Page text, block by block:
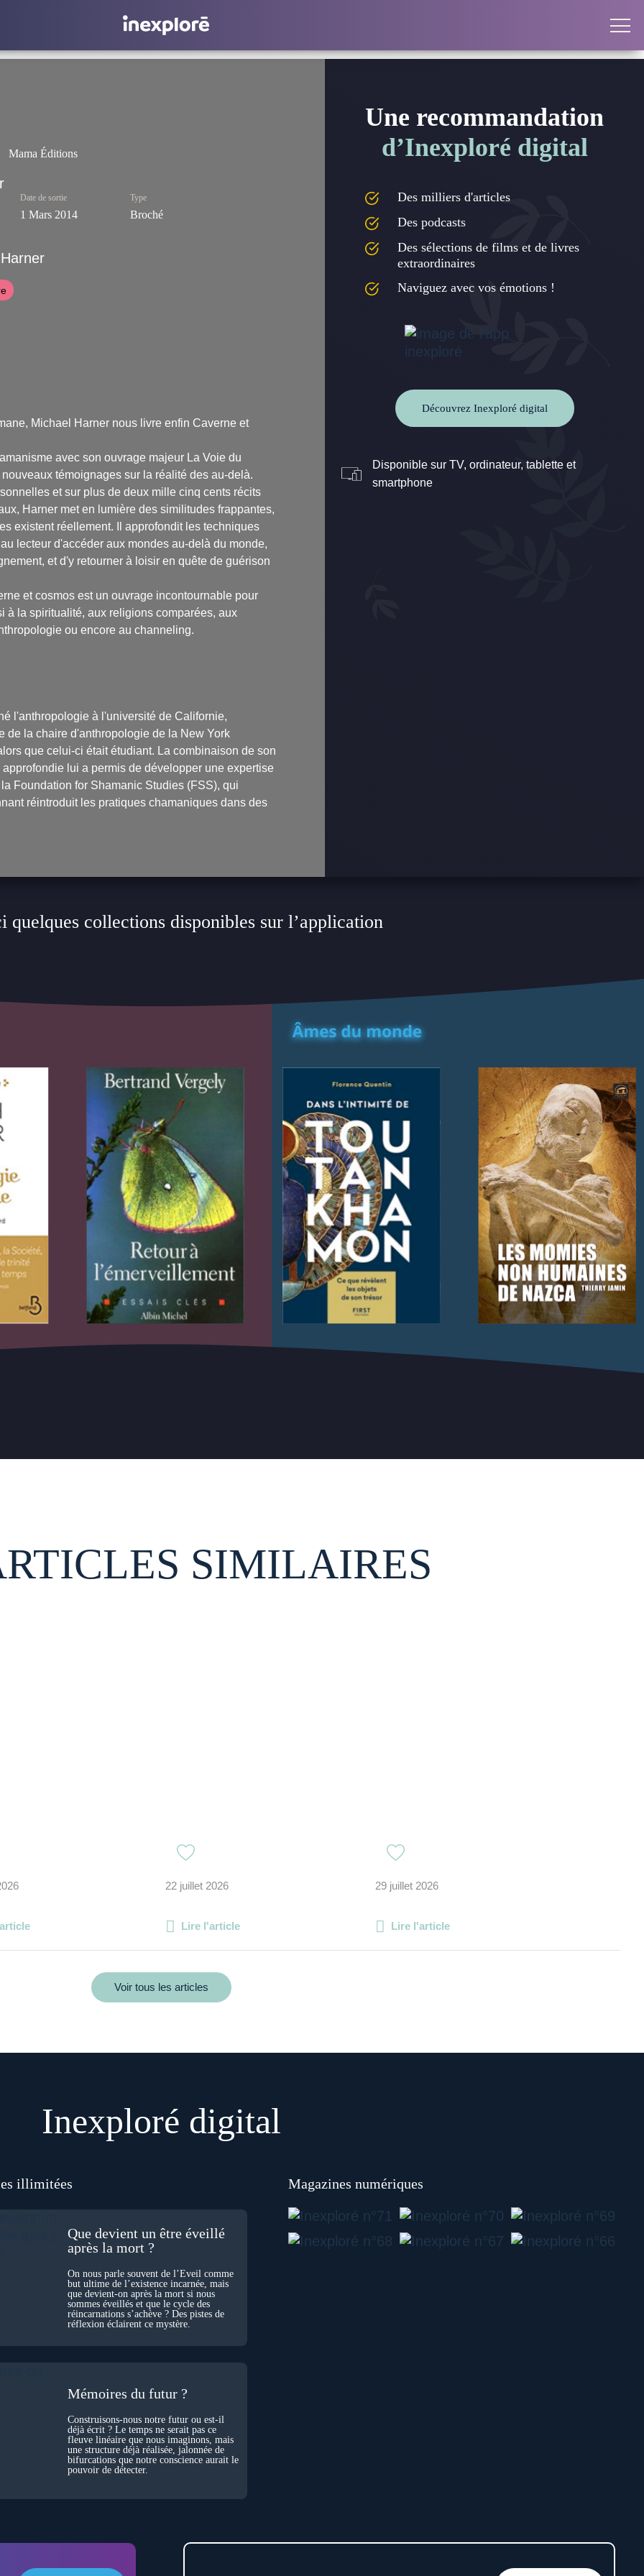
Mama Éditions
Date de sortie
1 Mars 2014
Type
Broché
Michael Harner nous livre enfin Caverne et
avec son ouvrage majeur La Voie du
témoignages sur la réalité des au-delà.
et sur plus de deux mille cinq cents récits
Harner met en lumière des similitudes frappantes,
existent réellement. Il approfondit les techniques
lecteur d'accéder aux mondes au-delà du monde,
et d'y retourner à loisir en quête de guérison
et cosmos est un ouvrage incontournable pour
à la spiritualité, aux religions comparées, aux
ou encore au channeling.
l'anthropologie à l'université de Californie,
de la chaire d'anthropologie de la New York
que celui-ci était étudiant. La combinaison de son
lui a permis de développer une expertise
Foundation for Shamanic Studies (FSS), qui
réintroduit les pratiques chamaniques dans des
Une recommandation
d’Inexploré digital
Des milliers d'articles
Des podcasts
Des sélections de films et de livres
extraordinaires
Naviguez avec vos émotions !
Découvrez Inexploré digital
Disponible sur TV, ordinateur, tablette et
smartphone
quelques collections disponibles sur l’application
SIMILAIRES
22 juillet 2026
Lire l'article
29 juillet 2026
Lire l'article
Voir tous les articles
Inexploré digital
illimitées
Que devient un être éveillé
après la mort ?
On nous parle souvent de l’Éveil comme
but ultime de l’existence incarnée, mais
que devient-on après la mort si nous
sommes éveillés et que le cycle des
réincarnations s’achève ? Des pistes de
réflexion éclairent ce mystère.
Mémoires du futur ?
Construisons-nous notre futur ou est-il
déjà écrit ? Le temps ne serait pas ce
fleuve linéaire que nous imaginons, mais
une structure déjà réalisée, jalonnée de
bifurcations que notre conscience aurait le
pouvoir de détecter.
Magazines numériques